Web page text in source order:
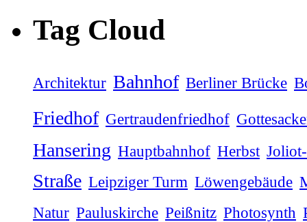
Tag Cloud
Architektur Bahnhof Berliner Brücke
Friedhof Gertraudenfriedhof
Hansering Hauptbahnhof Herbst
Straße Leipziger Turm Löwengebäude
Natur Pauluskirche Peißnitz Photosynth